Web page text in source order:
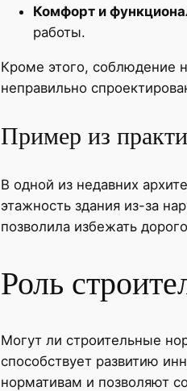
Комфорт и
работы.
Кроме этого, соблюдение
неправильно
Пример из
В одной из недавних
этажность здания из-за
позволила избежать
Роль
Могут ли строительные
способствует развитию
нормативам и позволяют